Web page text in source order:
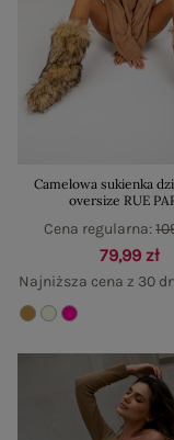
Camelowa sukienka
oversize RUE
79,99 zł
Najniższa cena z 30
Cena regularna: